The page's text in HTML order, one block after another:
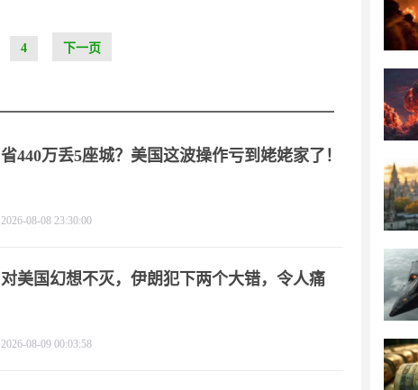
4 下一页
省440万丢5座城？美国这波操作亏到姥姥家了！
2026-08-08 23:30:00
对美国幻想不灭，伊朗犯下两个大错，令人痛
2026-08-09 00:03:58